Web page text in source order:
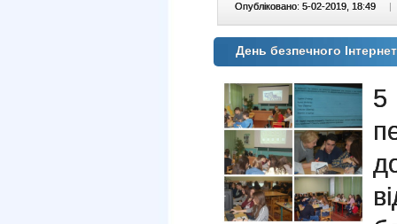
Опубліковано: 5-02-2019, 18:49 |
День безпечного
5